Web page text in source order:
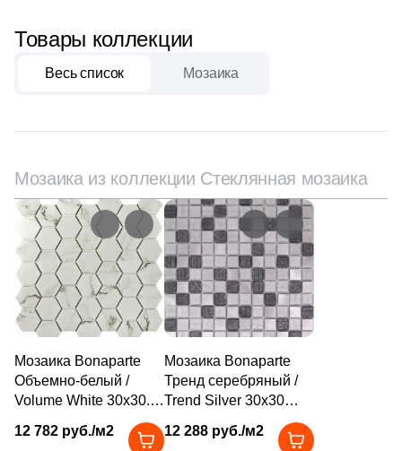
Шестиугольная
Керамическая
Из керамогранита
Из белой глины
Из красной глины
Onix (34
Piemme Valentino (
Pixel mosaic (270
Porcelain Mosaic (18
Porcelanosa ( 2)
Prado group (40)
Q-Stones (59 )
ROSE MOSAIC ( 925
Товары коллекции
Весь список Мозаика
Мозаика из коллекции Стеклянная мозаика
Мозаика Bonaparte
Объемно-белый /
Volume White 30x30.3
белая матовая под
мрамор, чип 48x48 мм
12 782 руб./м2
Мозаика Bonaparte
Тренд серебряный /
Trend Silver 30x30
серая глянцевая под
камень / оттенки
12 288 руб./м2